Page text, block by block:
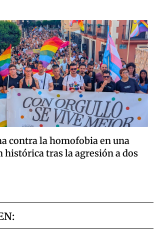
contra la homofobia en una
histórica tras la agresión a dos